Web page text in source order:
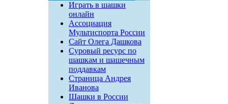
Играть в шашки
онлайн
Ассоциация
Мультиспорта России
Сайт Олега Дашкова
Суровый ресурс по
шашкам и шашечным
поддавкам
Страница Андрея
Иванова
Шашки в России